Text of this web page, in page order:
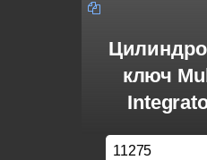
ключ
11275